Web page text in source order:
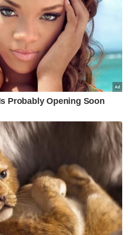
impian untuk
samar disebabkan
memandangkan dia
kira RM50,000 bagi
serta kos
menerima rawatan
Rosli yang belum
hidup dengan menggali
dan menjaga
yang turut menjadi tempat
30 tahun lalu.
MP Kuala Terengganu
Umairah impi lihat penguin di